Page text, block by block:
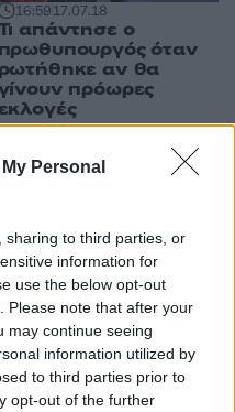
Personal
sharing to third parties, or
information for
use the below opt-out
Please note that after your
may continue seeing
information utilized by
to third parties prior to
opt-out of the further
16:5917.07.18
απάντησε ο
πρωθυπουργός όταν
ρωτήθηκε αν θα
πρόωρες
εκλογές